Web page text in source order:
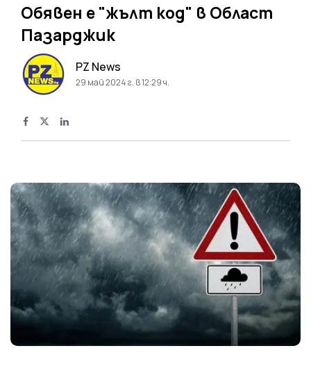
Обявен е "жълт код" в Област
Пазарджик
PZ News
29 май 2024 г. в 12:29 ч.